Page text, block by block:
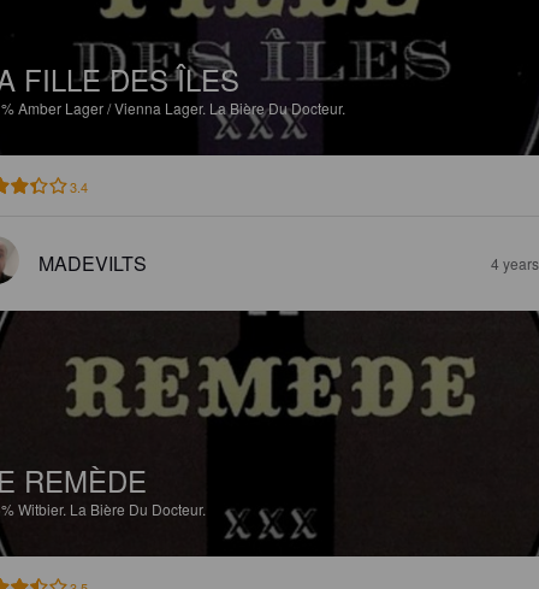
FILLE DES ÎLES
Amber Lager / Vienna Lager. La Bière Du Docteur.
3.4
MADEVILTS 4
REMÈDE
Witbier. La Bière Du Docteur.